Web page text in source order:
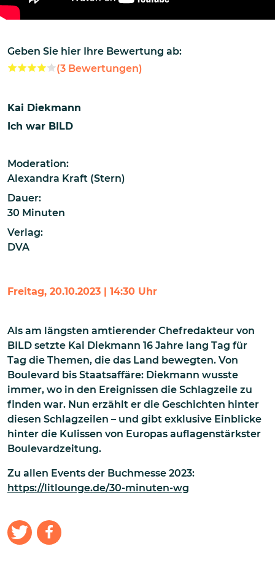
Geben Sie hier Ihre Bewertung ab:
(3 Bewertungen)
Kai Diekmann
Ich war BILD
Moderation:
Alexandra Kraft (Stern)
Dauer:
30 Minuten
Verlag:
DVA
Freitag, 20.10.2023 | 14:30 Uhr
Als am längsten amtierender Chefredakteur von
BILD setzte Kai Diekmann 16 Jahre lang Tag für
Tag die Themen, die das Land bewegten. Von
Boulevard bis Staatsaffäre: Diekmann wusste
immer, wo in den Ereignissen die Schlagzeile zu
finden war. Nun erzählt er die Geschichten hinter
diesen Schlagzeilen – und gibt exklusive Einblicke
hinter die Kulissen von Europas auflagenstärkster
Boulevardzeitung.
Zu allen Events der Buchmesse 2023:
https://litlounge.de/30-minuten-wg